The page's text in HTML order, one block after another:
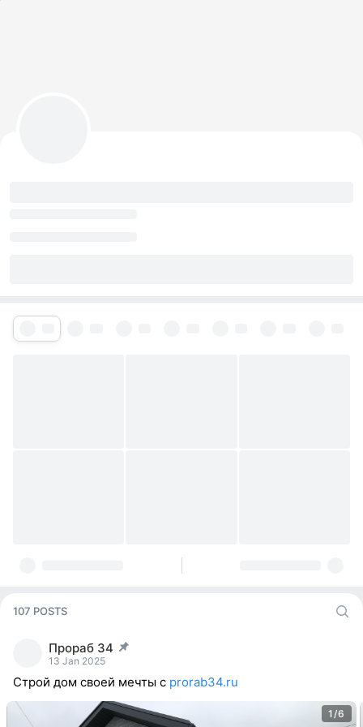
107 POSTS
Прораб 34
post pinned
13 Jan 2025
Строй дом своей мечты с prorab34.ru
1/6